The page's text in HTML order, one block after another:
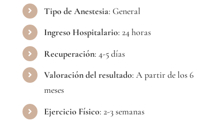
Tipo de Anestesia: General
Ingreso Hospitalario: 24 horas
Recuperación: 4-5 días
Valoración del resultado: A partir de los 6
meses
Ejercicio Físico: 2-3 semanas